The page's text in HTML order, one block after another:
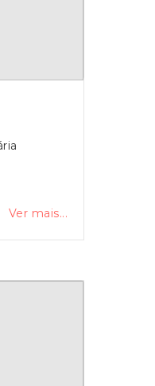
Ver mais...